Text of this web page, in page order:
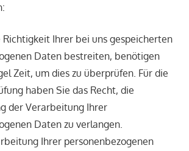
Richtigkeit Ihrer bei uns gespeicherten
Daten bestreiten, benötigen
Zeit, um dies zu überprüfen. Für die
haben Sie das Recht, die
der Verarbeitung Ihrer
Daten zu verlangen.
Ihrer personenbezogenen